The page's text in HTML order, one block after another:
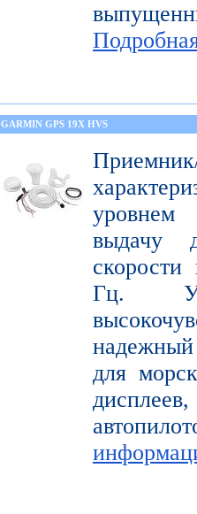
GARMIN GPS 19X HVS
уровнем
выдачу
Гц.
для